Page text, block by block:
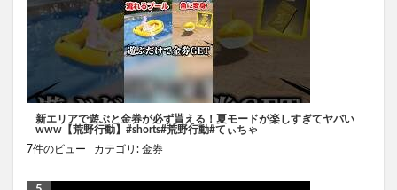
新エリアで遊ぶと金券が必ず貰える！夏モードが楽しすぎてヤバい
www【荒野行動】#shorts#荒野行動#てぃちゃ
7件のビュー
カテゴリ: 金券